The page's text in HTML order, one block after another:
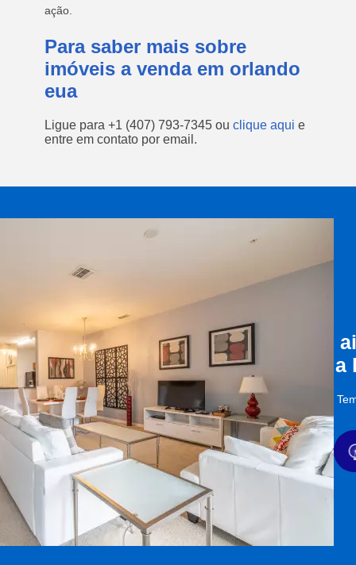
ação.
Para saber mais sobre
imóveis a venda em orlando
eua
Ligue para +1 (407) 793-7345 ou clique aqui e
entre em contato por email.
a